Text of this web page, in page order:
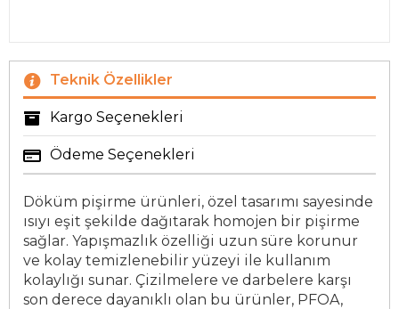
Teknik Özellikler
Kargo Seçenekleri
Ödeme Seçenekleri
Döküm pişirme ürünleri, özel tasarımı sayesinde
ısıyı eşit şekilde dağıtarak homojen bir pişirme
sağlar. Yapışmazlık özelliği uzun süre korunur
ve kolay temizlenebilir yüzeyi ile kullanım
kolaylığı sunar. Çizilmelere ve darbelere karşı
son derece dayanıklı olan bu ürünler, PFOA,